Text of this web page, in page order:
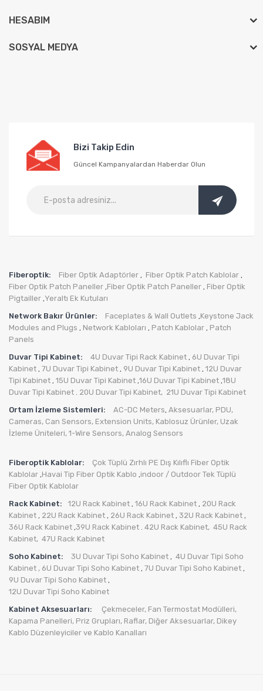
HESABIM
SOSYAL MEDYA
Bizi Takip Edin
Güncel Kampanyalardan Haberdar Olun
Fiberoptik: Fiber Optik Adaptörler , Fiber Optik Patch Kablolar ,
Fiber Optik Patch Paneller ,Fiber Optik Patch Paneller , Fiber Optik
Pigtailler ,Yeraltı Ek Kutuları
Network Bakır Ürünler:
Faceplates & Wall Outlets ,Keystone Jack
Modules and Plugs , Network Kabloları , Patch Kablolar , Patch
Panels
Duvar Tipi Kabinet:
4U Duvar Tipi Rack Kabinet , 6U Duvar Tipi
Kabinet , 7U Duvar Tipi Kabinet , 9U Duvar Tipi Kabinet , 12U Duvar
Tipi Kabinet , 15U Duvar Tipi Kabinet ,16U Duvar Tipi Kabinet ,18U
Duvar Tipi Kabinet . 20U Duvar Tipi Kabinet, 21U Duvar Tipi Kabinet
Ortam İzleme Sistemleri:
AC-DC Meters, Aksesuarlar, PDU,
Cameras, Can Sensors, Extension Units, Kablosuz Ürünler, Uzak
İzleme Üniteleri, 1-Wire Sensors, Analog Sensors
Fiberoptik Kablolar:
Çok Tüplü Zırhlı PE Dış Kılıflı Fiber Optik
Kablolar ,Havai Tip Fiber Optik Kablo ,indoor / Outdoor Tek Tüplü
Fiber Optik Kablolar
Rack Kabinet:
12U Rack Kabinet , 16U Rack Kabinet , 20U Rack
Kabinet , 22U Rack Kabinet , 26U Rack Kabinet , 32U Rack Kabinet ,
36U Rack Kabinet ,39U Rack Kabinet . 42U Rack Kabinet, 45U Rack
Kabinet, 47U Rack Kabinet
Soho Kabinet:
3U Duvar Tipi Soho Kabinet , 4U Duvar Tipi Soho
Kabinet , 6U Duvar Tipi Soho Kabinet , 7U Duvar Tipi Soho Kabinet ,
9U Duvar Tipi Soho Kabinet ,
12U Duvar Tipi Soho Kabinet
Kabinet Aksesuarları:
Çekmeceler, Fan Termostat Modülleri,
Kapama Panelleri, Priz Grupları, Raflar, Diğer Aksesuarlar, Dikey
Kablo Düzenleyiciler ve Kablo Kanalları